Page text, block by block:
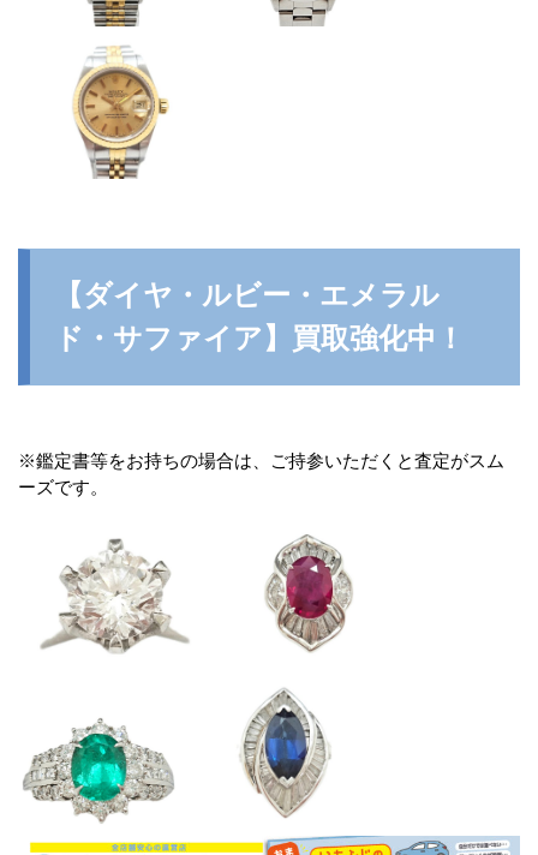
【ダイヤ・ルビー・エメラル
ド・サファイア】買取強化中！
※鑑定書等をお持ちの場合は、ご持参いただくと査定がスム
ーズです。